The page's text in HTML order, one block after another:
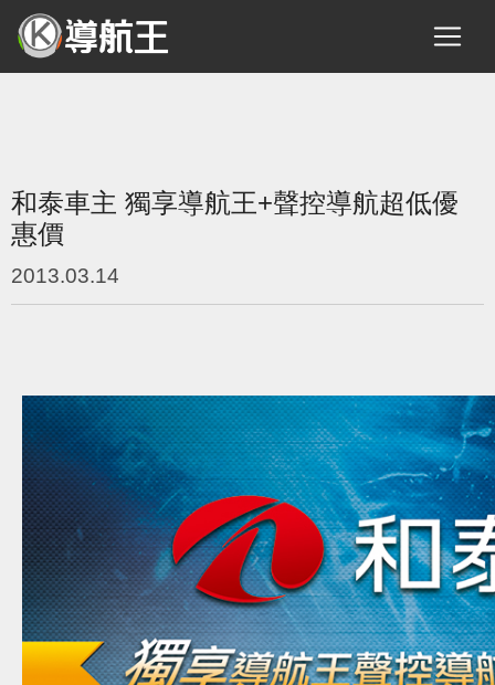
和泰車主 獨享導航王+聲控導航超低優
惠價
2013.03.14